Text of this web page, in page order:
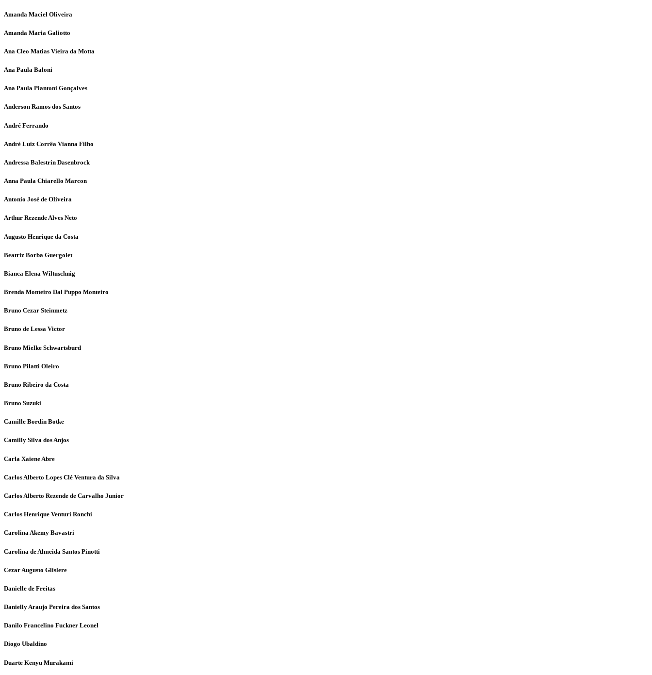
Amanda Maciel Oliveira
Amanda Maria Galiotto
Ana Cleo Matias Vieira da Motta
Ana Paula Baloni
Ana Paula Piantoni Gonçalves
Anderson Ramos dos Santos
André Ferrando
André Luiz Corrêa Vianna Filho
Andressa Balestrin Dasenbrock
Anna Paula Chiarello Marcon
Antonio José de Oliveira
Arthur Rezende Alves Neto
Augusto Henrique da Costa
Beatriz Borba Guergolet
Bianca Elena Wiltuschnig
Brenda Monteiro Dal Puppo Monteiro
Bruno Cezar Steinmetz
Bruno de Lessa Victor
Bruno Mielke Schwartsburd
Bruno Pilatti Oleiro
Bruno Ribeiro da Costa
Bruno Suzuki
Camille Bordin Botke
Camilly Silva dos Anjos
Carla Xaiene Abre
Carlos Alberto Lopes Clé Ventura da Silva
Carlos Alberto Rezende de Carvalho Junior
Carlos Henrique Venturi Ronchi
Carolina Akemy Bavastri
Carolina de Almeida Santos Pinotti
Cezar Augusto Glislere
Danielle de Freitas
Danielly Araujo Pereira dos Santos
Danilo Francelino Fuckner Leonel
Diogo Ubaldino
Duarte Kenyu Murakami